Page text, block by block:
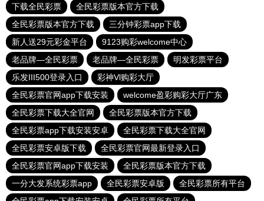
下载全民彩票
全民彩票版本官方下载
全民彩票版本官方下载
三分钟彩票app下载
新人送29元彩金平台
9123购彩welcome中心
老品牌—全民彩票
老品牌—全民彩票
明发彩票平台
乐发III500登录入口
彩神Vl购彩大厅
全民彩票官网app下载安装
welcome盈彩购彩大厅广东
全民彩票下载大全官网
全民彩票版本官方下载
全民彩票app下载安装安卓
全民彩票下载大全官网
全民彩票安卓版下载
全民彩票官网最新登录入口
全民彩票官网app下载安装
全民彩票版本官方下载
一分大发系统彩票app
全民彩票安卓版
全民彩票所有平台